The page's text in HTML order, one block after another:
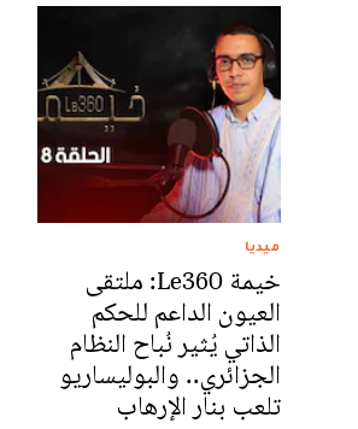
ميديا
خيمة Le360: ملتقى
العيون الداعم للحكم
الذاتي يُثير نُباح النظام
الجزائري.. والبوليساريو
تلعب بنار الإرهاب